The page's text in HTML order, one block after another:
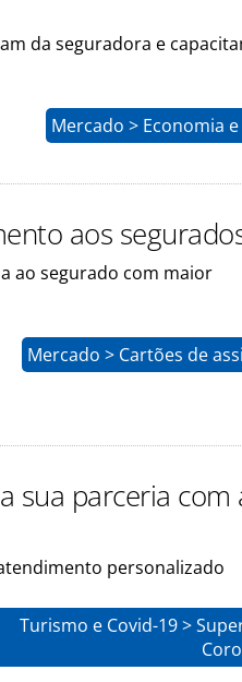
da seguradora e
Mercado > Economia
aos
ao segurado com maior
Mercado > Cartões de
sua parceria com
personalizado
Turismo e Covid-19 >